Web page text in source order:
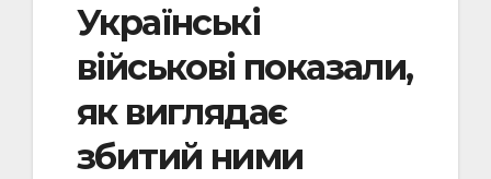
Українські
військові показали,
як виглядає
збитий ними